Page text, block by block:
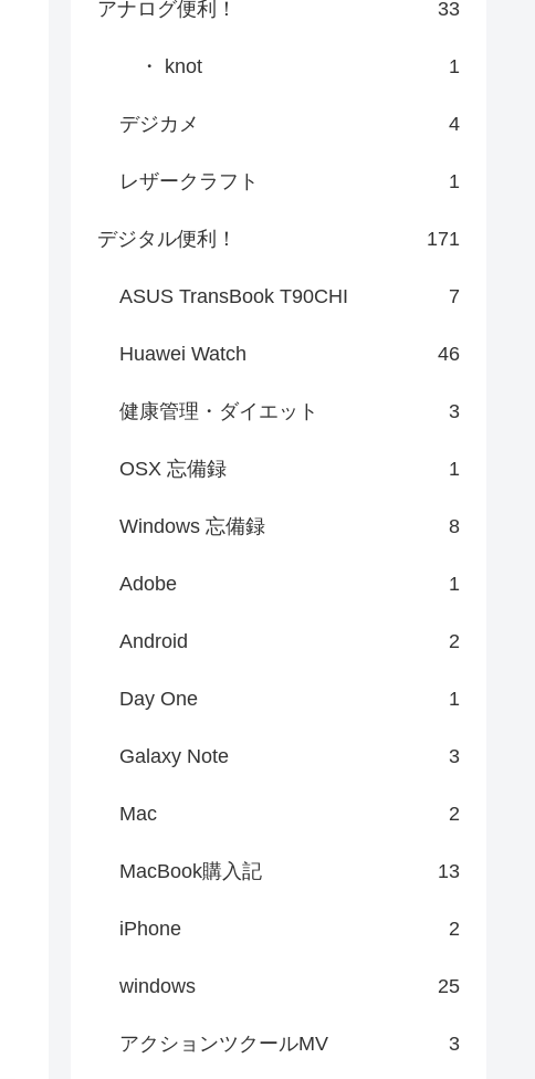
アナログ便利！ 33
・ knot 1
デジカメ 4
レザークラフト 1
デジタル便利！ 171
ASUS TransBook T90CHI 7
Huawei Watch 46
健康管理・ダイエット 3
OSX 忘備録 1
Windows 忘備録 8
Adobe 1
Android 2
Day One 1
Galaxy Note 3
Mac 2
MacBook購入記 13
iPhone 2
windows 25
アクションツクールMV 3